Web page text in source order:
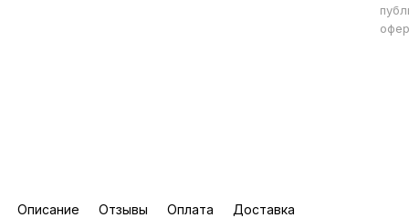
Описание Отзывы Оплата Доставка